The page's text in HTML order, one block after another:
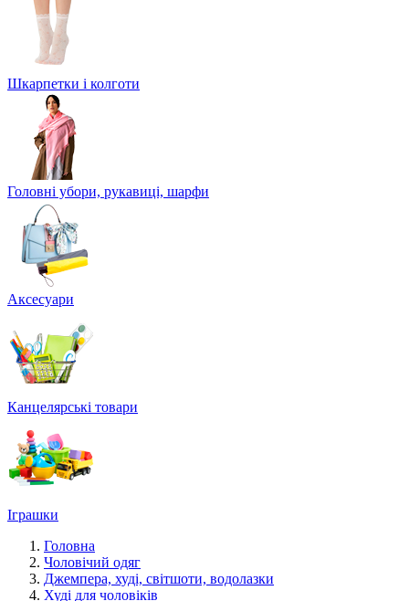
Шкарпетки і колготи
Головні убори, рукавиці, шарфи
Аксесуари
Канцелярські товари
Іграшки
Головна
Чоловічий одяг
Джемпера, худі, світшоти, водолазки
Худі для чоловіків